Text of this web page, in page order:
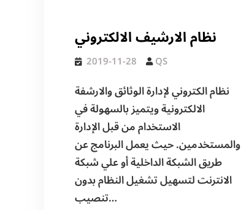
نظام الارشيف الالكتروني
2019-11-28 QS
نظام الكتروني لإدارة الوثائق والارشفة
الالكترونية ويتميز بالسهولة في
الاستخدام من قبل الإدارة
والمستخدمين. حيث يعمل البرنامج عن
طريق الشبكة الداخلية أو علي شبكة
الانترنت لتسهيل تشغيل النظام بدون
تنصيب…